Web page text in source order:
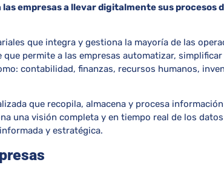
empresas a llevar digitalmente sus procesos
que integra y gestiona la mayoría de las
permite a las empresas automatizar, simplificar
contabilidad, finanzas, recursos humanos,
que recopila, almacena y procesa
una visión completa y en tiempo real de los datos
y estratégica.